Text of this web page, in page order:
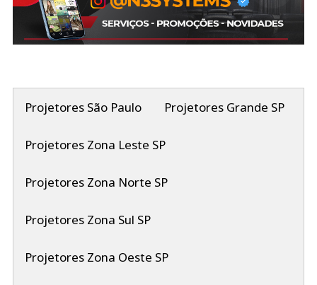
Projetores São Paulo Projetores Grande SP
Projetores Zona Leste SP
Projetores Zona Norte SP
Projetores Zona Sul SP
Projetores Zona Oeste SP